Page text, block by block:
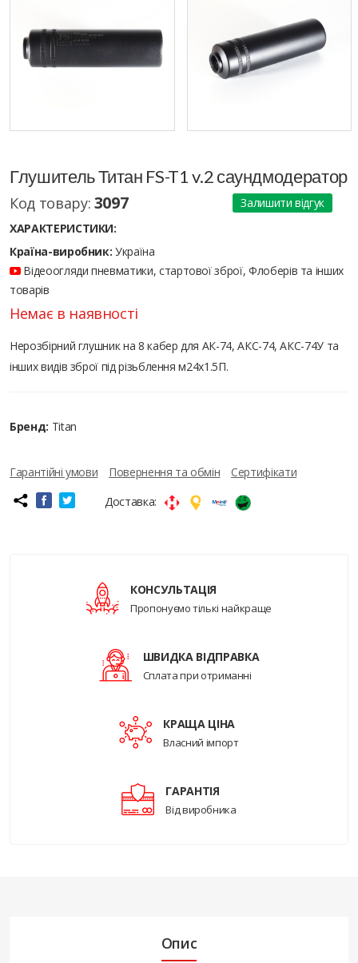
Глушитель Титан FS-T1 v.2 саундмодератор
Код товару: 3097
Залишити відгук
ХАРАКТЕРИСТИКИ:
Країна-виробник: Україна
Відеоогляди пневматики, стартової зброї, Флоберів та інших
товарів
Немає в наявності
Нерозбірний глушник на 8 кабер для АК-74, АКС-74, АКС-74У та
інших видів зброї під різьблення м24х1.5П.
Бренд: Titan
Гарантійні умови Повернення та обмін
Сертифікати
Доставка:
КОНСУЛЬТАЦІЯ
Пропонуємо тількі найкраще
ШВИДКА ВІДПРАВКА
Сплата при отриманні
КРАЩА ЦІНА
Власний імпорт
ГАРАНТІЯ
Від виробника
Опис